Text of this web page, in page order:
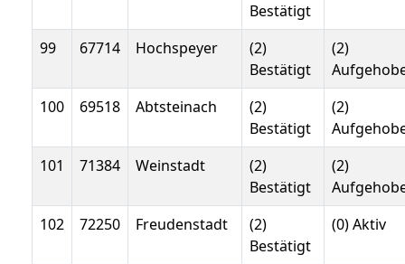
Bestätigt
99 67714 Hochspeyer
(2)
Bestätigt
(2)
100
69518 Abtsteinach
(2)
Bestätigt
(2)
101
71384 Weinstadt
(2)
Bestätigt
(2)
102
72250 Freudenstadt
(2)
Bestätigt
(0) Aktiv